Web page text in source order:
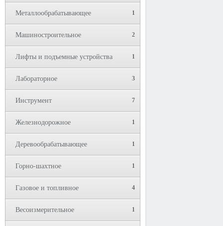
Металлообрабатывающее 1
Машиностроительное 2
Лифты и подъемные устройства 1
Лабораторное 3
Инструмент 7
Железнодорожное 1
Деревообрабатывающее 1
Горно-шахтное 1
Газовое и топливное 4
Весоизмерительное 1